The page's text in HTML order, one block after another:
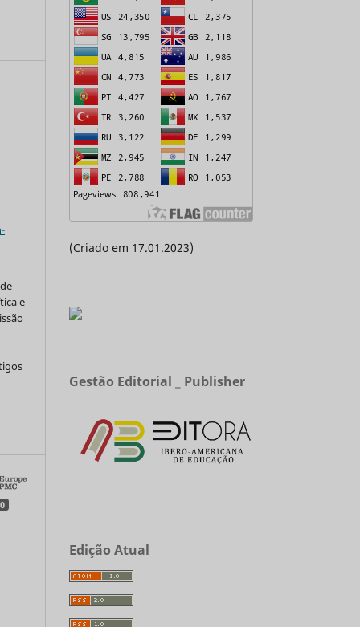
e
0
(Criado em 17.01.2023)
Gestão Editorial _ Publisher
Edição Atual